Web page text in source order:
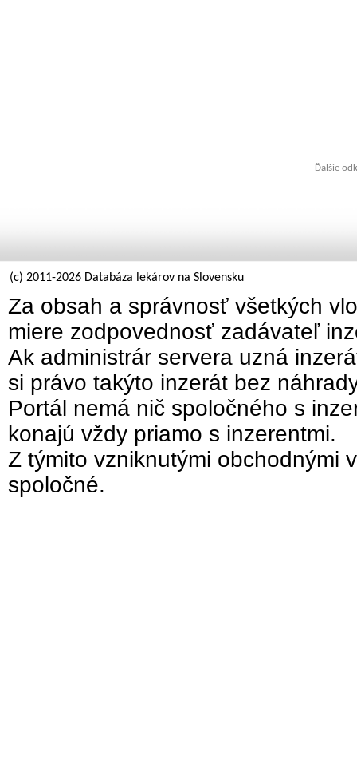
Ďalšie
(c) 2011-2026 Databáza lekárov na Slovensku
Za obsah a správnosť všetkých
miere zodpovednosť zadávateľ
Ak administrár servera uzná
si právo takýto inzerát bez
Portál nemá nič spoločného s
konajú vždy priamo s inzerentmi.
Z týmito vzniknutými obchodnými
spoločné.